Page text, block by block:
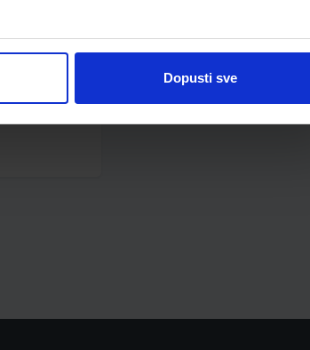
Dopusti sve